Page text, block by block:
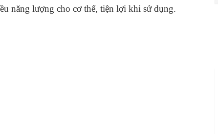
năng lượng cho cơ thể, tiện lợi khi sử dụng.